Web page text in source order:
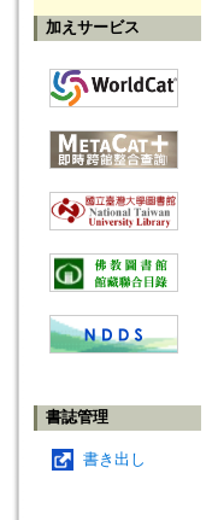
加えサービス
書誌管理
書き出し